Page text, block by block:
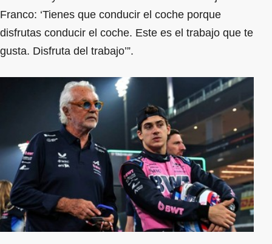
Franco: ‘Tienes que conducir el coche porque
disfrutas conducir el coche. Este es el trabajo que te
gusta. Disfruta del trabajo’”.